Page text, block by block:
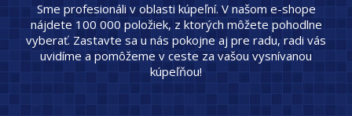
Sme profesionáli v oblasti kúpeľní. V našom e-shope
nájdete 100 000 položiek, z ktorých môžete pohodlne
vyberať. Zastavte sa u nás pokojne aj pre radu, radi vás
uvidíme a pomôžeme v ceste za vašou vysnívanou
kúpeľňou!